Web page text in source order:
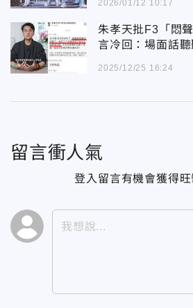
2026/01/12 10:17
朱孝天批F3「悶
言冷回：場面話
2025/12/25 16:24
留言衝人氣
登入留言有機會獲得旺